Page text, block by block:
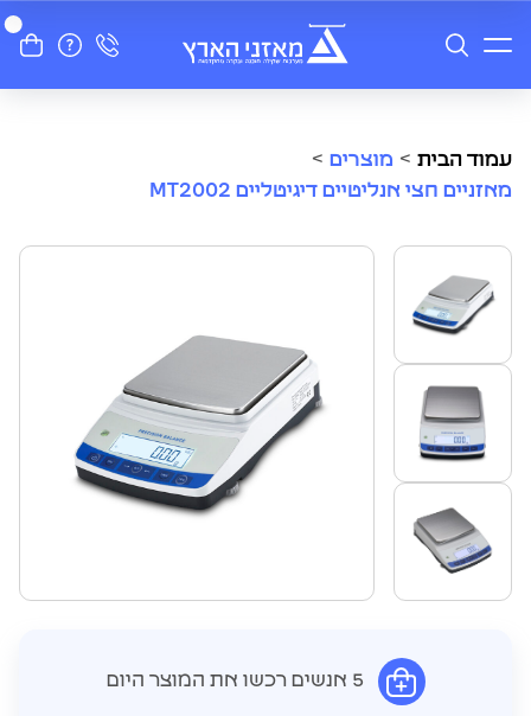
עמוד הבית > מוצרים >
מאזניים חצי אנליטיים דיגיטליים MT2002
5 אנשים רכשו את המוצר היום